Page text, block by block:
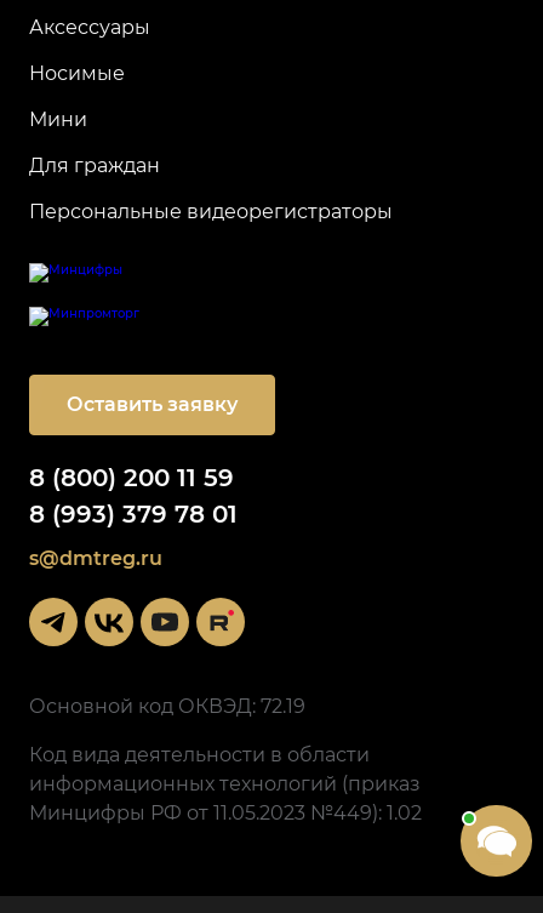
Аксессуары
Носимые
Мини
Для граждан
Персональные видеорегистраторы
Оставить заявку
8 (800) 200 11 59
8 (993) 379 78 01
s@dmtreg.ru
Основной код ОКВЭД: 72.19
Код вида деятельности в области
информационных технологий (приказ
Минцифры РФ от 11.05.2023 №449): 1.02